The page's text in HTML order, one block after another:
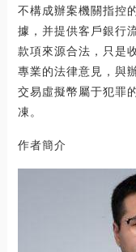
不構成辦案機關指控
據，并提供客戶銀行
款項來源合法，只是
專業的法律意見，與
交易虛擬幣屬于犯罪
凍。
作者簡介